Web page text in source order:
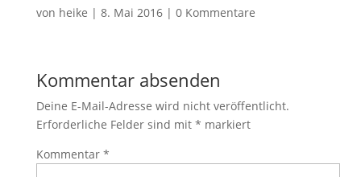
von heike | 8. Mai 2016| 0 Kommentare
Kommentar absenden
Deine E-Mail-Adresse wird nicht veröffentlicht.
Erforderliche Felder sind mit * markiert
Kommentar *